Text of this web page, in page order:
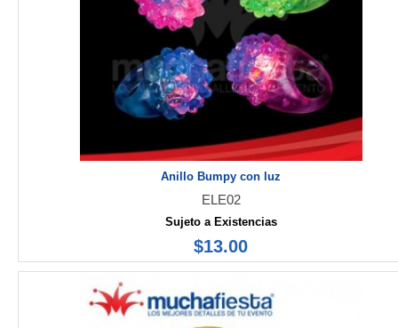
Anillo Bumpy con luz
ELE02
Sujeto a Existencias
$13.00